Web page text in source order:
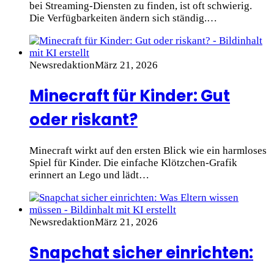
bei Streaming-Diensten zu finden, ist oft schwierig.
Die Verfügbarkeiten ändern sich ständig.…
NewsredaktionMärz 21, 2026
Minecraft für Kinder: Gut
oder riskant?
Minecraft wirkt auf den ersten Blick wie ein harmloses
Spiel für Kinder. Die einfache Klötzchen-Grafik
erinnert an Lego und lädt…
NewsredaktionMärz 21, 2026
Snapchat sicher einrichten: